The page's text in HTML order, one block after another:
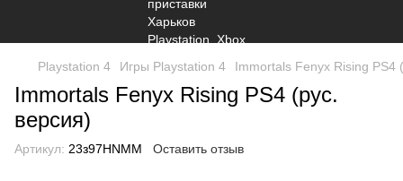
Playstation 4 Игры Playstation 4 Immortals Fenyx Rising PS4
Immortals Fenyx Rising PS4 (рус.
версия)
Артикул: 23з97HNMM Оставить отзыв